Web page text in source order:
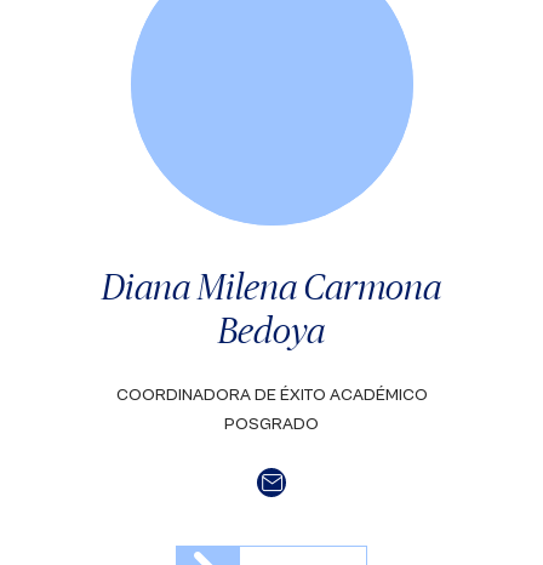
Diana Milena Carmona
Bedoya
COORDINADORA DE ÉXITO ACADÉMICO
POSGRADO